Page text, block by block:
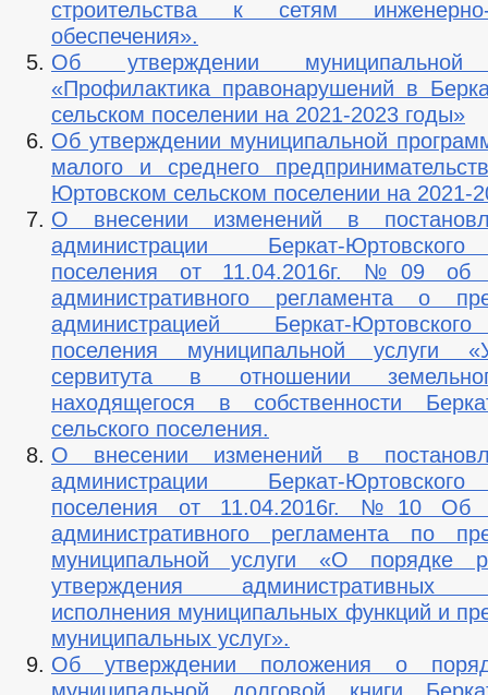
строительства к сетям инженерно-
обеспечения».
Об утверждении муниципальной
«Профилактика правонарушений в
сельском поселении на 2021-2023 годы»
Об утверждении муниципальной
малого и среднего
Юртовском сельском поселении на 2021-
О внесении изменений в
администрации Беркат-
поселения от 11.04.2016г. №09 об
административного регламента о
администрацией Беркат-
поселения муниципальной услуги
сервитута в отношении
находящегося в собственности
сельского поселения.
О внесении изменений в
администрации Беркат-
поселения от 11.04.2016г. №10 Об
административного регламента по
муниципальной услуги «О порядке
утверждения административных
исполнения муниципальных функций и
муниципальных услуг».
Об утверждении положения о